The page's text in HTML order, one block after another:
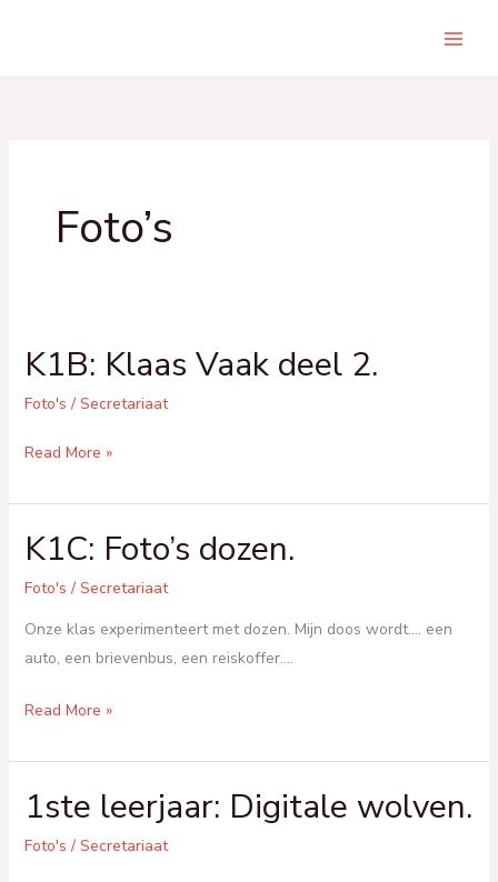
Foto’s
K1B: Klaas Vaak deel 2.
Foto's / Secretariaat
K1B:
Vaak
deel
2.
Read More »
K1C: Foto’s dozen.
Foto's / Secretariaat
Onze klas experimenteert met dozen. Mijn doos wordt…. een
auto, een brievenbus, een reiskoffer….
K1C:
dozen.
Read More »
1ste leerjaar: Digitale wolven.
Foto's / Secretariaat